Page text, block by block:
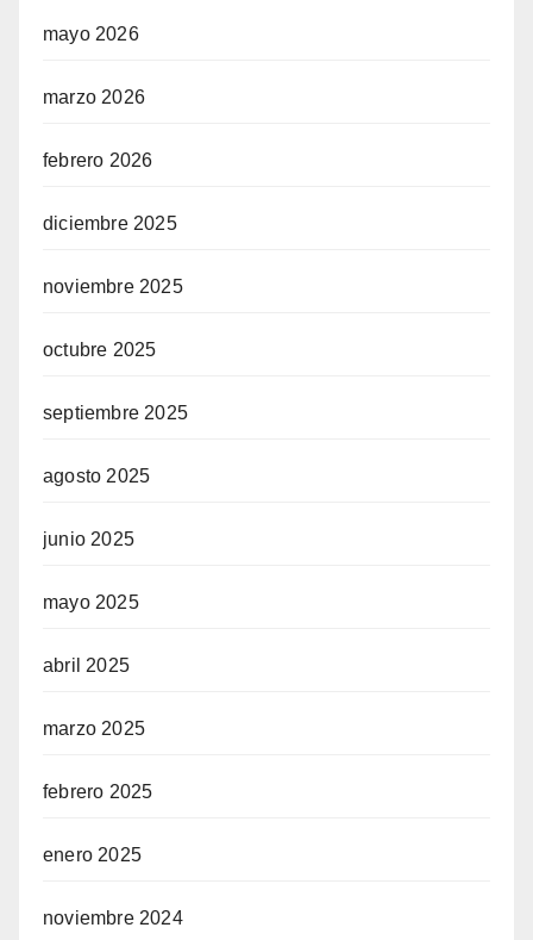
mayo 2026
marzo 2026
febrero 2026
diciembre 2025
noviembre 2025
octubre 2025
septiembre 2025
agosto 2025
junio 2025
mayo 2025
abril 2025
marzo 2025
febrero 2025
enero 2025
noviembre 2024